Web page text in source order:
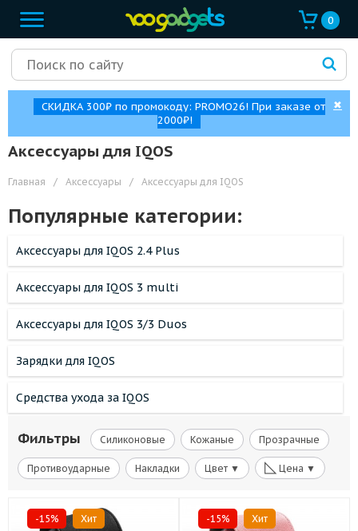
0
СКИДКА 300₽ по промокоду: PROMO26! При заказе от
2000₽!
✖
Аксессуары для IQOS
Главная / Аксессуары / Аксессуары для IQOS
Популярные категории:
Аксессуары для IQOS 2.4 Plus
Аксессуары для IQOS 3 multi
Аксессуары для IQOS 3/3 Duos
Зарядки для IQOS
Средства ухода за IQOS
Фильтры Силиконовые Кожаные Прозрачные
Противоударные Накладки Цвет ▼ ◺ Цена ▼
-15% Хит -15% Хит